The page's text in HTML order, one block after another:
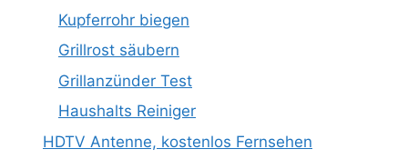
Kupferrohr biegen
Grillrost säubern
Grillanzünder Test
Haushalts Reiniger
HDTV Antenne, kostenlos Fernsehen